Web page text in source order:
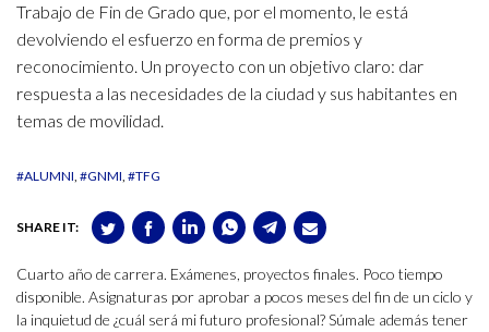
Trabajo de Fin de Grado que, por el momento, le está
devolviendo el esfuerzo en forma de premios y
reconocimiento. Un proyecto con un objetivo claro: dar
respuesta a las necesidades de la ciudad y sus habitantes en
temas de movilidad.
#ALUMNI #GNMI #TFG
SHARE IT:
Cuarto año de carrera. Exámenes, proyectos finales. Poco tiempo
disponible. Asignaturas por aprobar a pocos meses del fin de un ciclo y
la inquietud de ¿cuál será mi futuro profesional? Súmale además tener